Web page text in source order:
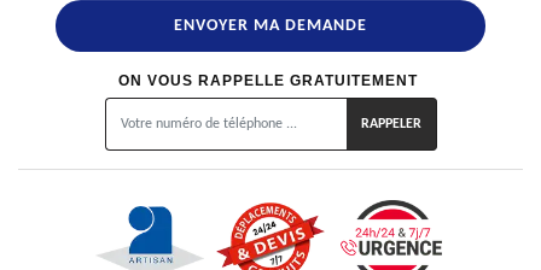
ON VOUS RAPPELLE GRATUITEMENT